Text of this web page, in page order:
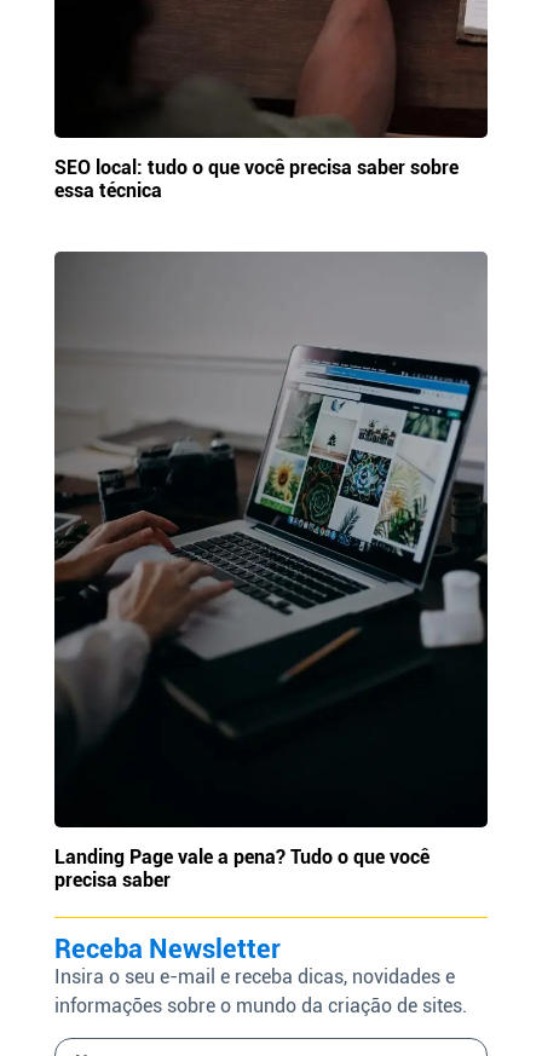
SEO local: tudo o que você precisa saber sobre
essa técnica
Landing Page vale a pena? Tudo o que você
precisa saber
Receba Newsletter
Insira o seu e-mail e receba dicas, novidades e
informações sobre o mundo da criação de sites.